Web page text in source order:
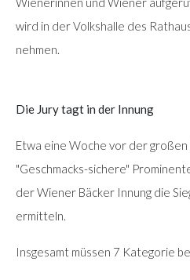
wird in der Volkshalle des
nehmen.
Die Jury tagt in der Innung
Etwa eine Woche vor der
"Geschmacks-sichere"
der Wiener Bäcker Innung die
ermitteln.
Insgesamt müssen 7 Kategorie